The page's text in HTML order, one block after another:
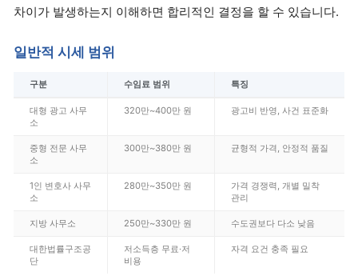
차이가 발생하는지 이해하면 합리적인 결정을 할 수 있습니다.
일반적 시세 범위
구분 수임료 범위 특징
대형 광고 사무
소
320만~400만 원 광고비 반영, 사건 표준화
중형 전문 사무
소
300만~380만 원 균형적 가격, 안정적 품질
1인 변호사 사무
소
280만~350만 원
가격 경쟁력, 개별 밀착
관리
지방 사무소 250만~330만 원 수도권보다 다소 낮음
대한법률구조공
단
저소득층 무료·저
비용
자격 요건 충족 필요